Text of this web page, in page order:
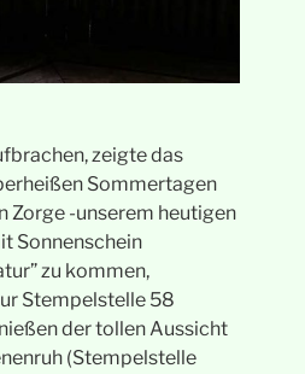
zeigte das
Sommertagen
Zorge -unserem heutigen
Sonnenschein
zu kommen,
Stempelstelle 58
der tollen Aussicht
(Stempelstelle